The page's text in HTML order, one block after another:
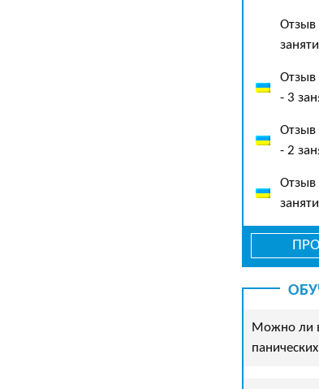
Отзыв
Отзыв
- 3
Отзыв
- 2
Отзыв
Можно ли